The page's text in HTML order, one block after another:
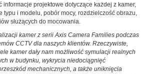
informacje projektowe dotyczące każdej z kamer,
typu i modelu, pobór mocy, rozdzielczość obrazu,
służących do mocowania.
kamer z serii Axis Camera Families podczas
CCTV dla naszych klientów. Rzeczywiste,
kamer dały nam możliwość symulacji realnych
w budynku, wykrycia niedociągnięć
mechanicznych, a także uniknięcia